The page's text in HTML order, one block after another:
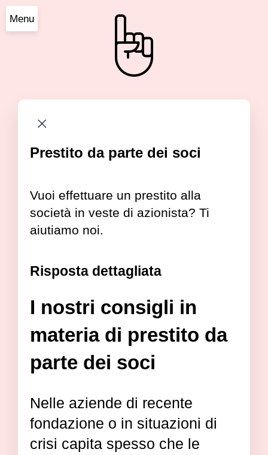
Menu
Prestito da parte dei soci
Vuoi effettuare un prestito alla
società in veste di azionista? Ti
aiutiamo noi.
Risposta dettagliata
I nostri consigli in
materia di prestito da
parte dei soci
Nelle aziende di recente
fondazione o in situazioni di
crisi capita spesso che le